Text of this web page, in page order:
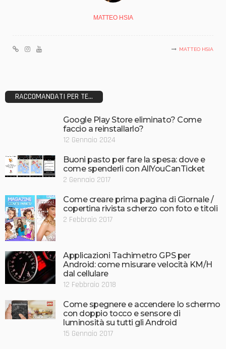
MATTEO HSIA
MATTEO HSIA
RACCOMANDATI PER TE...
Google Play Store eliminato? Come
faccio a reinstallarlo?
12 Gennaio 2024
Buoni pasto per fare la spesa: dove e
come spenderli con AllYouCanTicket
2 Gennaio 2017
Come creare prima pagina di Giornale /
copertina rivista scherzo con foto e titoli
2 Febbraio 2017
Applicazioni Tachimetro GPS per
Android: come misurare velocità KM/H
dal cellulare
12 Febbraio 2018
Come spegnere e accendere lo schermo
con doppio tocco e sensore di
luminosità su tutti gli Android
15 Gennaio 2017